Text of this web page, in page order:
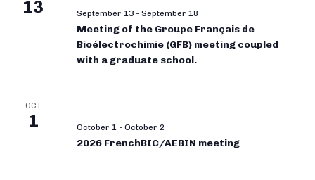
13 September 13 - September 18
Meeting of the Groupe Français de
Bioélectrochimie (GFB) meeting coupled
with a graduate school.
OCT
1 October 1 - October 2
2026 FrenchBIC/AEBIN meeting